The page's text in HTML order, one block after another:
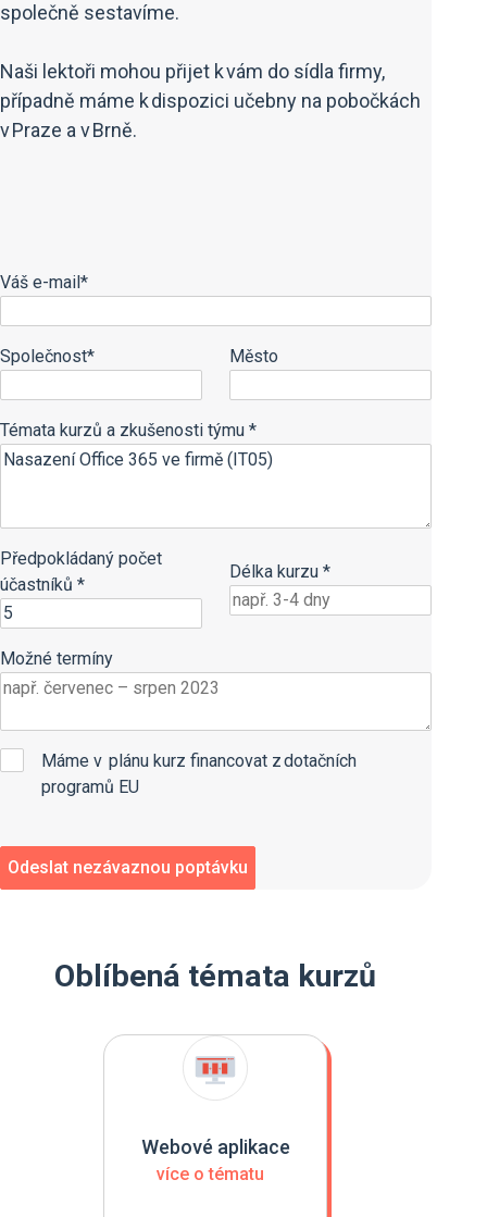
společně sestavíme.
Naši lektoři mohou přijet k vám do sídla firmy,
případně máme k dispozici učebny na pobočkách
v Praze a v Brně.
Váš e-mail*
Společnost* Město
Témata kurzů a zkušenosti týmu *
Předpokládaný počet
účastníků *
Délka kurzu *
Možné termíny
Máme v plánu kurz financovat z dotačních
programů EU
Oblíbená témata kurzů
Webové aplikace
více o tématu